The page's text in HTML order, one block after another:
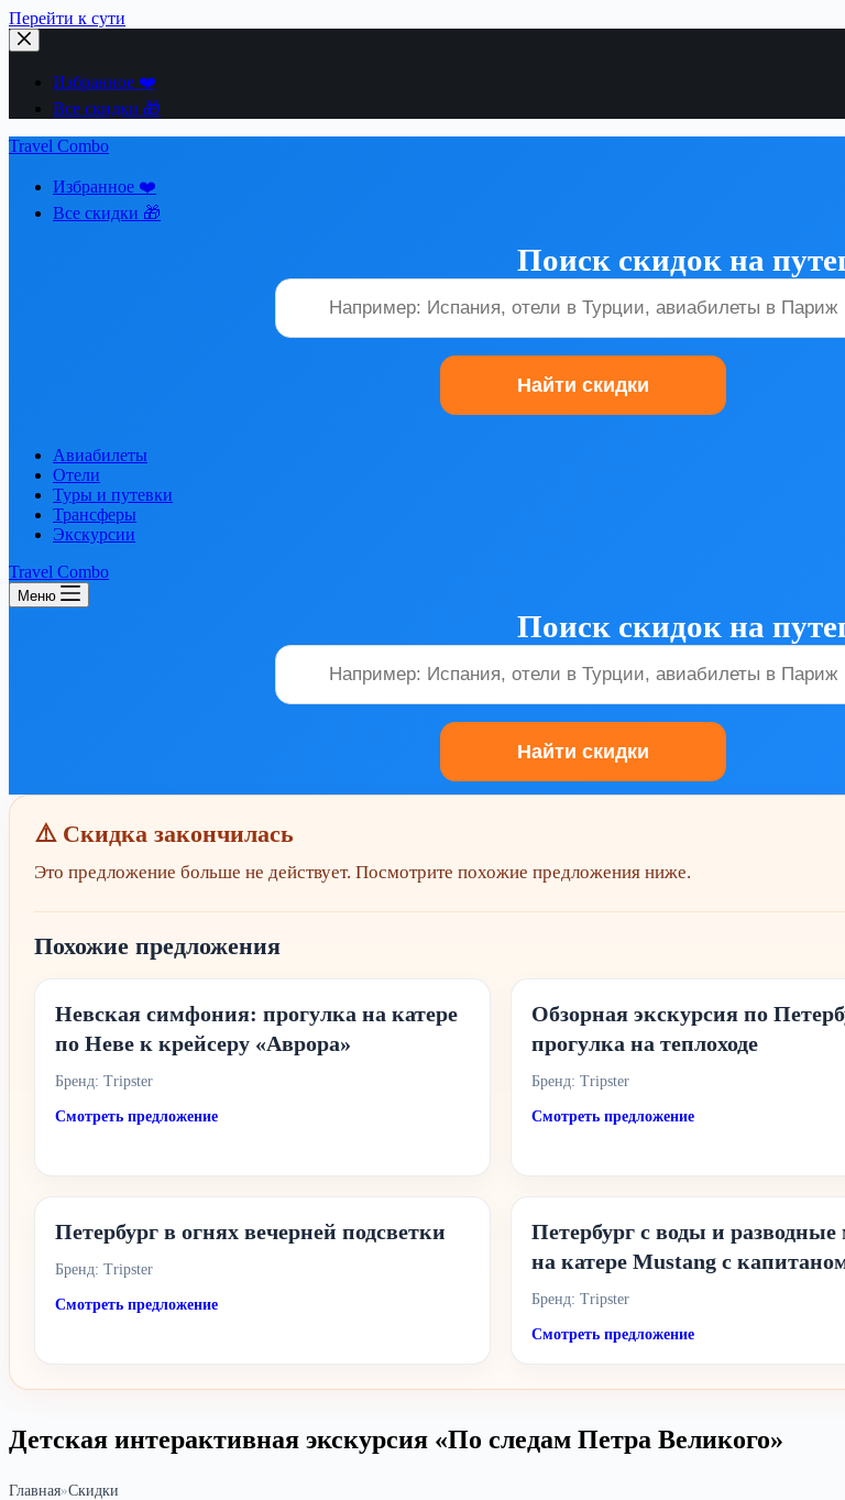
Перейти к сути
Избранное ❤️
Все скидки 🎁
Travel Combo
Избранное ❤️
Все скидки 🎁
Поиск скидок на
Авиабилеты
Отели
Туры и путевки
Трансферы
Экскурсии
Travel Combo
Меню
Поиск скидок на
⚠️ Скидка закончилась
Это предложение больше не действует. Посмотрите похожие предложения ниже.
Похожие предложения
Невская симфония: прогулка на катере
по Неве к крейсеру «Аврора»
Бренд: Tripster
Смотреть предложение
Обзорная экскурсия по
прогулка на теплоходе
Бренд: Tripster
Смотреть предложение
Петербург в огнях вечерней подсветки
Бренд: Tripster
Смотреть предложение
Петербург с воды и
на катере Mustang с
Бренд: Tripster
Смотреть предложение
Детская интерактивная экскурсия «По следам Петра Великого»
Главная»Скидки